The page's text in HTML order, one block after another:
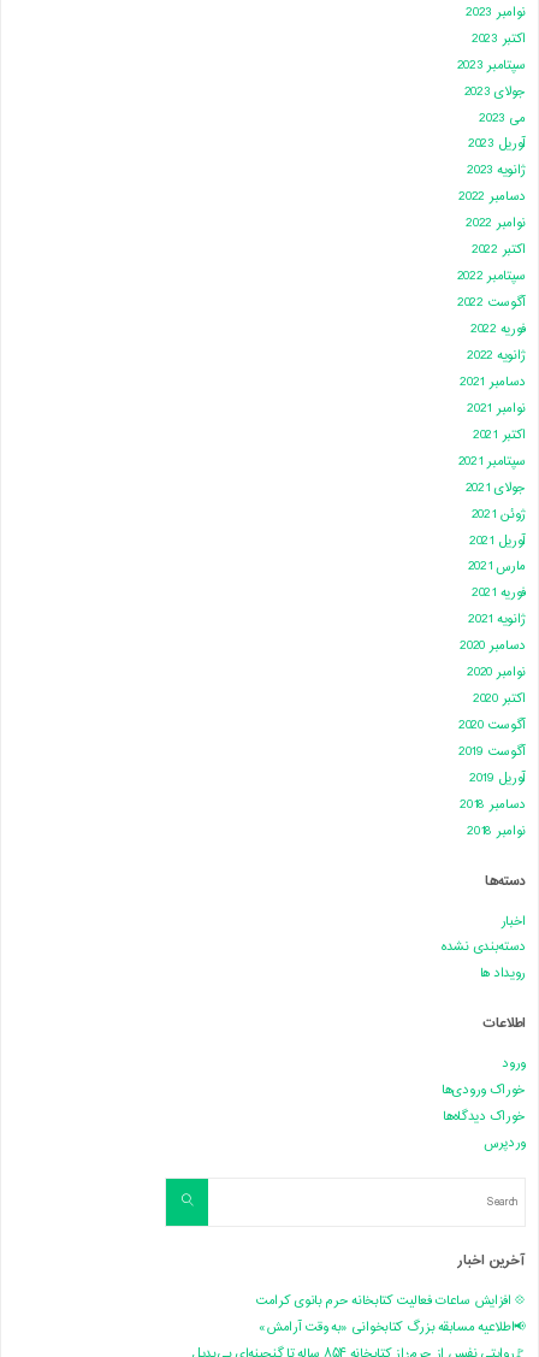
نوامبر 2023
اکتبر 2023
سپتامبر 2023
جولای 2023
می 2023
آوریل 2023
ژانویه 2023
دسامبر 2022
نوامبر 2022
اکتبر 2022
سپتامبر 2022
آگوست 2022
فوریه 2022
ژانویه 2022
دسامبر 2021
نوامبر 2021
اکتبر 2021
سپتامبر 2021
جولای 2021
ژوئن 2021
آوریل 2021
مارس 2021
فوریه 2021
ژانویه 2021
دسامبر 2020
نوامبر 2020
اکتبر 2020
آگوست 2020
آگوست 2019
آوریل 2019
دسامبر 2018
نوامبر 2018
دسته‌ها
اخبار
دسته‌بندی نشده
رویداد ها
اطلاعات
ورود
خوراک ورودی‌ها
خوراک دیدگاه‌ها
وردپرس
Search
آخرین اخبار
💠 افزایش ساعات فعالیت کتابخانه حرم بانوی کرامت
📢اطلاعیه مسابقه بزرگ کتابخوانی «به وقت آرامش»